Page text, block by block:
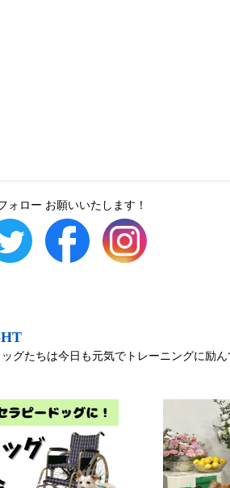
ォロー お願いいたします！
グたちは今日も元気でトレーニングに励